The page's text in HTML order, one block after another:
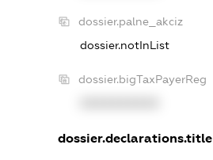
dossier.palne_akciz
dossier.notInList
dossier.bigTaxPayerReg
dossier.declarations.title